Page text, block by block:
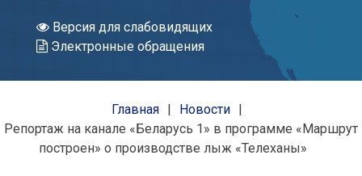
Версия для слабовидящих
Электронные обращения
Главная
Новости
Репортаж на канале «Беларусь 1» в программе «Маршрут
построен» о производстве лыж «Телеханы»